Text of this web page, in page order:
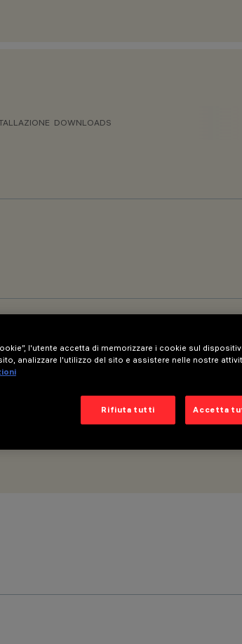
DOWNLOADS
Light No Dot
l'utente accetta di memorizzare i cookie sul
analizzare l'utilizzo del sito e assistere nelle nostre
Rifiuta tutti Accetta